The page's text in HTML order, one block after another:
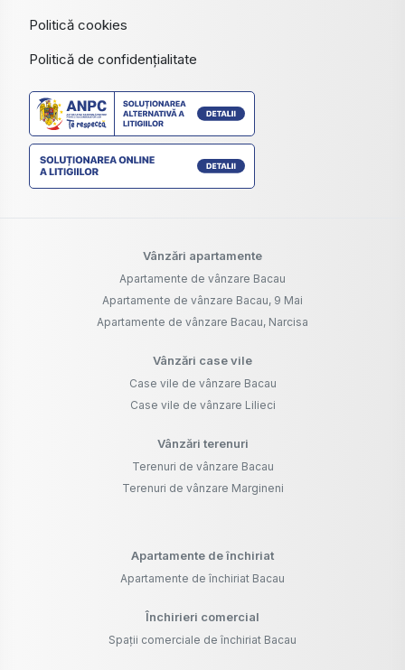
Politică cookies
Politică de confidențialitate
Vânzări apartamente
Apartamente de vânzare Bacau
Apartamente de vânzare Bacau, 9 Mai
Apartamente de vânzare Bacau, Narcisa
Vânzări case vile
Case vile de vânzare Bacau
Case vile de vânzare Lilieci
Vânzări terenuri
Terenuri de vânzare Bacau
Terenuri de vânzare Margineni
Apartamente de închiriat
Apartamente de închiriat Bacau
Închirieri comercial
Spații comerciale de închiriat Bacau